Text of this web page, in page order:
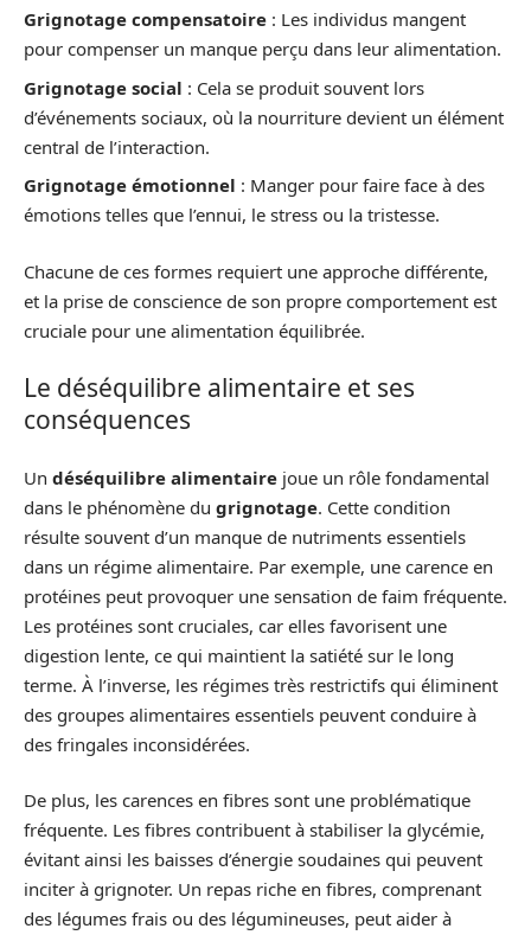
Grignotage compensatoire : Les individus mangent
pour compenser un manque perçu dans leur alimentation.
Grignotage social : Cela se produit souvent lors
d’événements sociaux, où la nourriture devient un élément
central de l’interaction.
Grignotage émotionnel : Manger pour faire face à des
émotions telles que l’ennui, le stress ou la tristesse.
Chacune de ces formes requiert une approche différente,
et la prise de conscience de son propre comportement est
cruciale pour une alimentation équilibrée.
Le déséquilibre alimentaire et ses
conséquences
Un déséquilibre alimentaire joue un rôle fondamental
dans le phénomène du grignotage. Cette condition
résulte souvent d’un manque de nutriments essentiels
dans un régime alimentaire. Par exemple, une carence en
protéines peut provoquer une sensation de faim fréquente.
Les protéines sont cruciales, car elles favorisent une
digestion lente, ce qui maintient la satiété sur le long
terme. À l’inverse, les régimes très restrictifs qui éliminent
des groupes alimentaires essentiels peuvent conduire à
des fringales inconsidérées.
De plus, les carences en fibres sont une problématique
fréquente. Les fibres contribuent à stabiliser la glycémie,
évitant ainsi les baisses d’énergie soudaines qui peuvent
inciter à grignoter. Un repas riche en fibres, comprenant
des légumes frais ou des légumineuses, peut aider à